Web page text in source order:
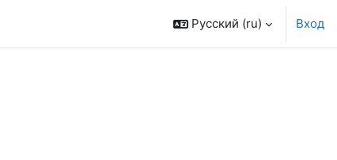
Русский ‎(ru)‎ Вход